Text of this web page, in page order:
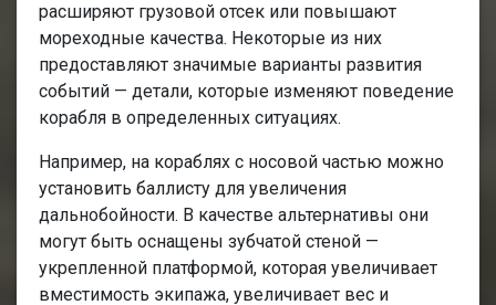
расширяют грузовой отсек или повышают
мореходные качества. Некоторые из них
предоставляют значимые варианты развития
событий — детали, которые изменяют поведение
корабля в определенных ситуациях.
Например, на кораблях с носовой частью можно
установить баллисту для увеличения
дальнобойности. В качестве альтернативы они
могут быть оснащены зубчатой стеной —
укрепленной платформой, которая увеличивает
вместимость экипажа, увеличивает вес и